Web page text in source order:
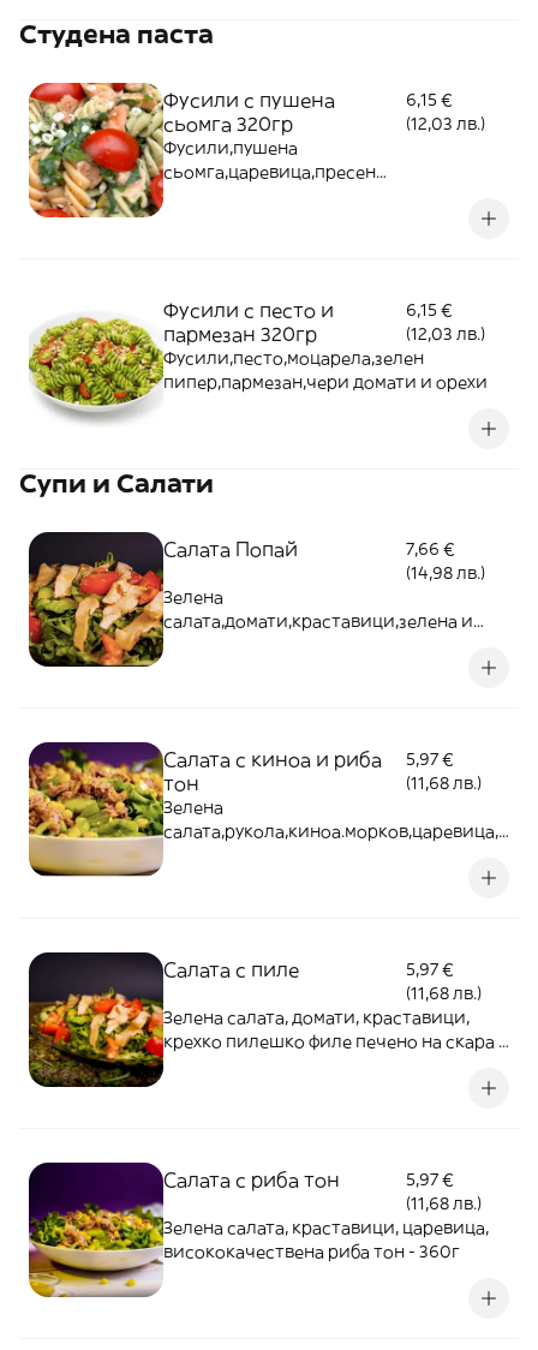
Студена паста
Фусили с пушена
сьомга 320гр
6,15 €
(12,03 лв.)
Фусили,пушена
сьомга,царевица,пресен
Фусили с песто и
пармезан 320гр
6,15 €
(12,03 лв.)
Фусили,песто,моцарела,зелен
пипер,пармезан,чери домати и орехи
Супи и Салати
Салата Попай
7,66 €
(14,98 лв.)
Зелена
салата,домати,краставици,зелена и
Салата с киноа и риба
тон
5,97 €
(11,68 лв.)
Зелена
салата,рукола,киноа.морков,царевица,р
Салата с пиле
5,97 €
(11,68 лв.)
Зелена салата, домати, краставици,
крехко пилешко филе печено на скара -
Салата с риба тон
5,97 €
(11,68 лв.)
Зелена салата, краставици, царевица,
висококачествена риба тон - 360г